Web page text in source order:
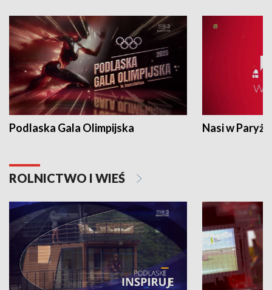
Podlaska Gala Olimpijska Nasi w Paryżu
ROLNICTWO I WIEŚ